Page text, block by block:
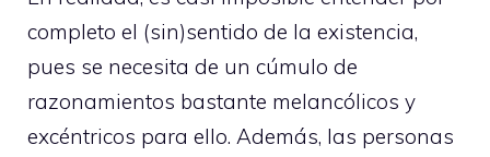
completo el (sin)sentido de la existencia,
pues se necesita de un cúmulo de
razonamientos bastante melancólicos y
excéntricos para ello. Además, las personas